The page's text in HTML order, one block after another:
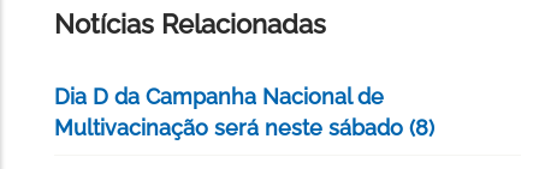
Notícias Relacionadas
Dia D da Campanha Nacional de
Multivacinação será neste sábado (8)